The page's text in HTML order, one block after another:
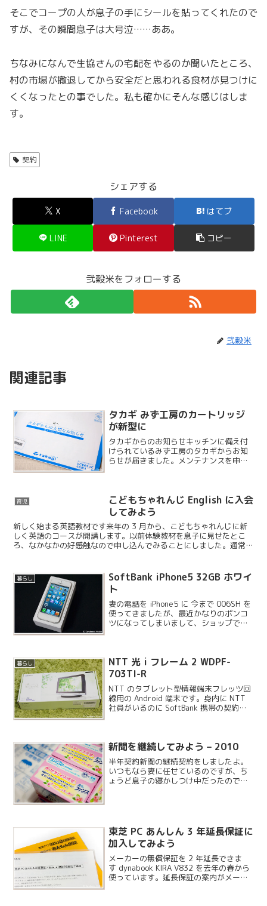
そこでコープの人が息子の手にシールを貼ってくれたので
すが、その瞬間息子は大号泣……ああ。
ちなみになんで生協さんの宅配をやるのか聞いたところ、
村の市場が撤退してから安全だと思われる食材が見つけに
くくなったとの事でした。私も確かにそんな感じはしま
す。
契約
シェアする
X Facebook はてブ
LINE Pinterest コピー
弐穀米をフォローする
弐穀米
関連記事
タカギ みず工房のカートリッジ
が新型に
タカギからのお知らせキッチンに備え付
けられているみず工房のタカギからお知
らせが届きました。メンテナンスを申し
育児
こどもちゃれんじ English に入会
してみよう
新しく始まる英語教材です来年の 3 月から、こどもちゃれんじに新
しく英語のコースが開講します。以前体験教材を息子に見せたとこ
ろ、なかなかの好感触なので申し込んでみることにしました。通常の
暮らし
SoftBank iPhone5 32GB ホワイ
ト
妻の電話を iPhone5 に 今まで 006SH を
使ってきましたが、最近かなりのポンコ
ツになってしまいまして、ショップでも
暮らし
NTT 光 i フレーム 2 WDPF-
703TI-R
NTT のタブレット型情報端末フレッツ回
線用の Android 端末です。身内に NTT
社員がいるのに SoftBank 携帯の契約を
新聞を継続してみよう – 2010
半年契約新聞の継続契約をしましたよ。
いつもなら妻に任せているのですが、ち
ょうど息子の寝かしつけ中だったので私
東芝 PC あんしん 3 年延長保証に
加入してみよう
メーカーの無償保証を 2 年延長できま
す dynabook KIRA V832 を去年の春から
使っています。延長保証の案内がメール